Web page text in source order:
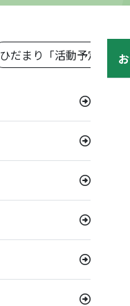
ひだまり「活動予定表」